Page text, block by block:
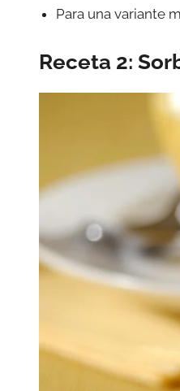
Para una variante
Receta 2: